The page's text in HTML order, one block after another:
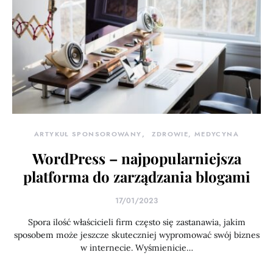
ARTYKUŁ SPONSOROWANY ZDROWIE, MEDYCYNA
WordPress – najpopularniejsza
platforma do zarządzania blogami
17/01/2023
Spora ilość właścicieli firm często się zastanawia, jakim
sposobem może jeszcze skuteczniej wypromować swój biznes
w internecie. Wyśmienicie…